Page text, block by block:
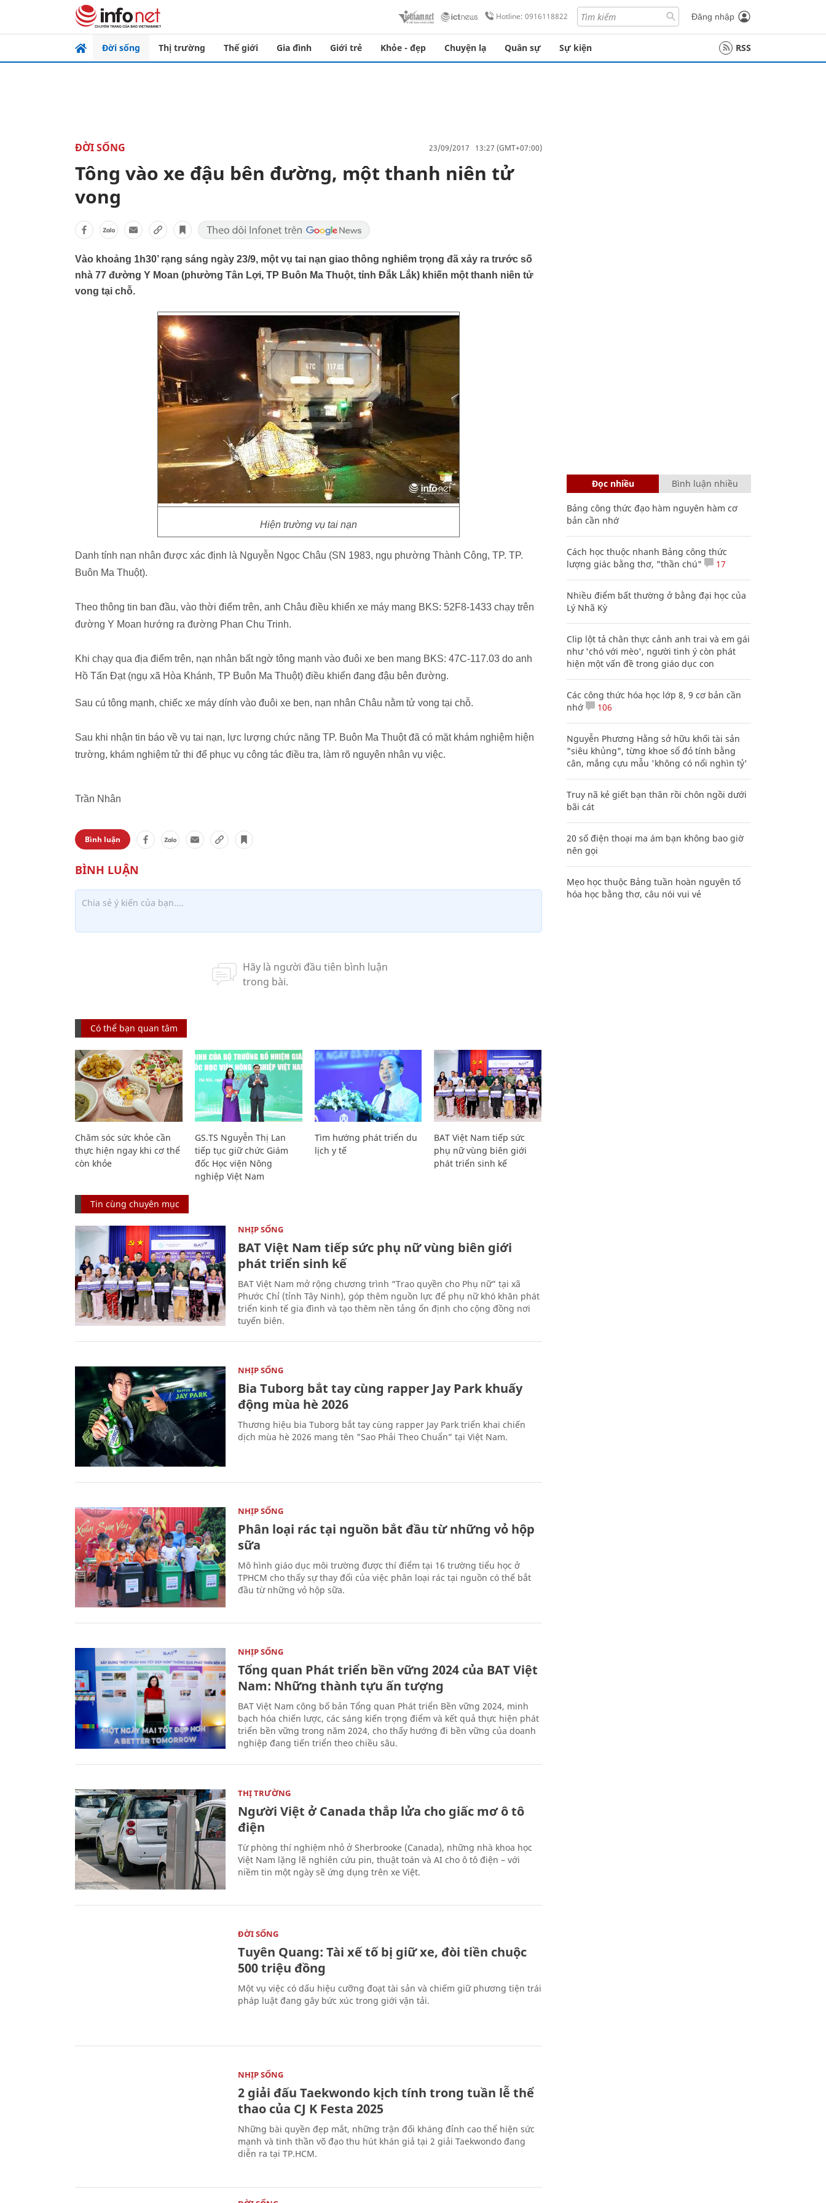
Hotline: 0916118822 Đăng nhập
Đời sống Thị trường Thế giới Gia đình Giới trẻ Khỏe - đẹp Chuyện lạ Quân sự Sự kiện RSS
ĐỜI SỐNG 23/09/2017 13:27 (GMT+07:00)
Tông vào xe đậu bên đường, một thanh niên tử
vong
Vào khoảng 1h30’ rạng sáng ngày 23/9, một vụ tai nạn giao thông nghiêm trọng đã xảy ra trước số
nhà 77 đường Y Moan (phường Tân Lợi, TP Buôn Ma Thuột, tỉnh Đắk Lắk) khiến một thanh niên tử
vong tại chỗ.
Hiện trường vụ tai nạn
Danh tính nạn nhân được xác định là Nguyễn Ngọc Châu (SN 1983, ngụ phường Thành Công, TP. TP.
Buôn Ma Thuột).
Theo thông tin ban đầu, vào thời điểm trên, anh Châu điều khiển xe máy mang BKS: 52F8-1433 chạy trên
đường Y Moan hướng ra đường Phan Chu Trinh.
Khi chạy qua địa điểm trên, nạn nhân bất ngờ tông mạnh vào đuôi xe ben mang BKS: 47C-117.03 do anh
Hồ Tấn Đạt (ngụ xã Hòa Khánh, TP Buôn Ma Thuột) điều khiển đang đậu bên đường.
Sau cú tông mạnh, chiếc xe máy dính vào đuôi xe ben, nạn nhân Châu nằm tử vong tại chỗ.
Sau khi nhận tin báo về vụ tai nạn, lực lượng chức năng TP. Buôn Ma Thuột đã có mặt khám nghiệm hiện
trường, khám nghiệm tử thi để phục vụ công tác điều tra, làm rõ nguyên nhân vụ việc.
Trần Nhân
Bình luận
Có thể bạn quan tâm
Chăm sóc sức khỏe cần
thực hiện ngay khi cơ thể
còn khỏe
GS.TS Nguyễn Thị Lan
tiếp tục giữ chức Giám
đốc Học viện Nông
nghiệp Việt Nam
Tìm hướng phát triển du
lịch y tế
BAT Việt Nam tiếp sức
phụ nữ vùng biên giới
phát triển sinh kế
Tin cùng chuyên mục
NHỊP SỐNG
BAT Việt Nam tiếp sức phụ nữ vùng biên giới
phát triển sinh kế
BAT Việt Nam mở rộng chương trình “Trao quyền cho Phụ nữ” tại xã
Phước Chỉ (tỉnh Tây Ninh), góp thêm nguồn lực để phụ nữ khó khăn phát
triển kinh tế gia đình và tạo thêm nền tảng ổn định cho cộng đồng nơi
tuyến biên.
NHỊP SỐNG
Bia Tuborg bắt tay cùng rapper Jay Park khuấy
động mùa hè 2026
Thương hiệu bia Tuborg bắt tay cùng rapper Jay Park triển khai chiến
dịch mùa hè 2026 mang tên "Sao Phải Theo Chuẩn” tại Việt Nam.
NHỊP SỐNG
Phân loại rác tại nguồn bắt đầu từ những vỏ hộp
sữa
Mô hình giáo dục môi trường được thí điểm tại 16 trường tiểu học ở
TPHCM cho thấy sự thay đổi của việc phân loại rác tại nguồn có thể bắt
đầu từ những vỏ hộp sữa.
NHỊP SỐNG
Tổng quan Phát triển bền vững 2024 của BAT Việt
Nam: Những thành tựu ấn tượng
BAT Việt Nam công bố bản Tổng quan Phát triển Bền vững 2024, minh
bạch hóa chiến lược, các sáng kiến trọng điểm và kết quả thực hiện phát
triển bền vững trong năm 2024, cho thấy hướng đi bền vững của doanh
nghiệp đang tiến triển theo chiều sâu.
THỊ TRƯỜNG
Người Việt ở Canada thắp lửa cho giấc mơ ô tô
điện
Từ phòng thí nghiệm nhỏ ở Sherbrooke (Canada), những nhà khoa học
Việt Nam lặng lẽ nghiên cứu pin, thuật toán và AI cho ô tô điện – với
niềm tin một ngày sẽ ứng dụng trên xe Việt.
ĐỜI SỐNG
Tuyên Quang: Tài xế tố bị giữ xe, đòi tiền chuộc
500 triệu đồng
Một vụ việc có dấu hiệu cưỡng đoạt tài sản và chiếm giữ phương tiện trái
pháp luật đang gây bức xúc trong giới vận tải.
NHỊP SỐNG
2 giải đấu Taekwondo kịch tính trong tuần lễ thể
thao của CJ K Festa 2025
Những bài quyền đẹp mắt, những trận đối kháng đỉnh cao thể hiện sức
mạnh và tinh thần võ đạo thu hút khán giả tại 2 giải Taekwondo đang
diễn ra tại TP.HCM.
Đọc nhiều Bình luận nhiều
Bảng công thức đạo hàm nguyên hàm cơ
bản cần nhớ
Cách học thuộc nhanh Bảng công thức
lượng giác bằng thơ, "thần chú"
17
Nhiều điểm bất thường ở bằng đại học của
Lý Nhã Kỳ
Clip lột tả chân thực cảnh anh trai và em gái
như 'chó với mèo', người tinh ý còn phát
hiện một vấn đề trong giáo dục con
Các công thức hóa học lớp 8, 9 cơ bản cần
nhớ
106
Nguyễn Phương Hằng sở hữu khối tài sản
"siêu khủng", từng khoe sổ đỏ tính bằng
cân, mắng cựu mẫu 'không có nổi nghìn tỷ'
Truy nã kẻ giết bạn thân rồi chôn ngồi dưới
bãi cát
20 số điện thoại ma ám bạn không bao giờ
nên gọi
Mẹo học thuộc Bảng tuần hoàn nguyên tố
hóa học bằng thơ, câu nói vui vẻ